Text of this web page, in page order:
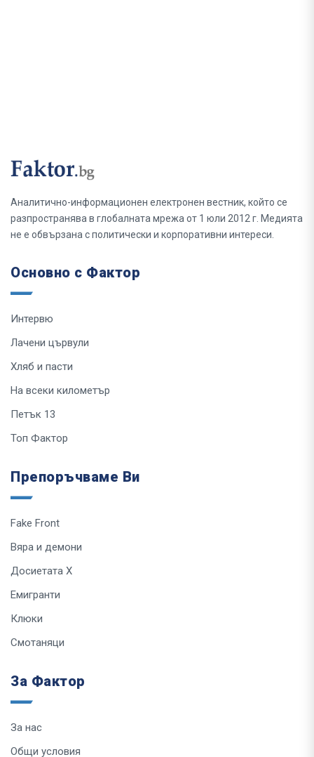
Аналитично-информационен електронен вестник, който се
разпространява в глобалната мрежа от 1 юли 2012 г. Медията
не е обвързана с политически и корпоративни интереси.
Основно с Фактор
Интервю
Лачени цървули
Хляб и пасти
На всеки километър
Петък 13
Топ Фактор
Препоръчваме Ви
Fake Front
Вяра и демони
Досиетата Х
Емигранти
Клюки
Смотаняци
За Фактор
За нас
Общи условия